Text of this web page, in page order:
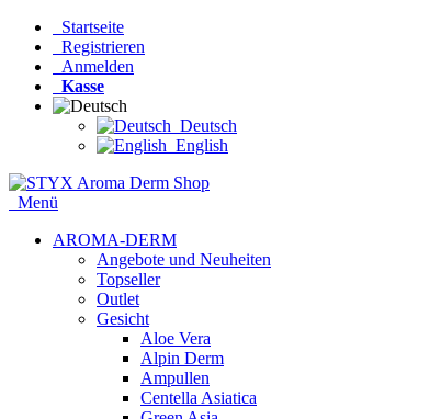
Startseite
Registrieren
Anmelden
Kasse
Deutsch
English
Menü
AROMA-DERM
Angebote und Neuheiten
Topseller
Outlet
Gesicht
Aloe Vera
Alpin Derm
Ampullen
Centella Asiatica